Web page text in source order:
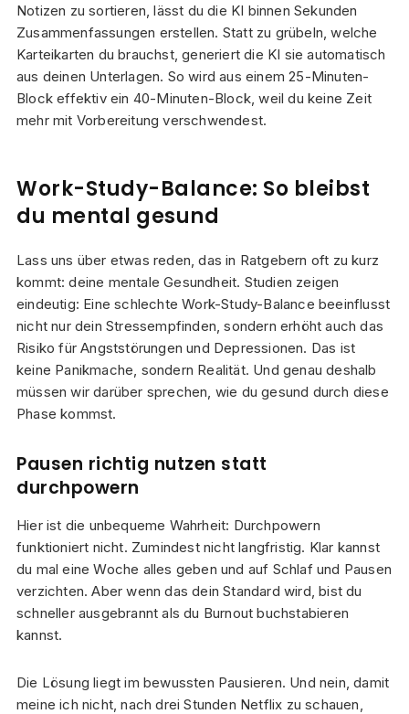
Notizen zu sortieren, lässt du die KI binnen Sekunden
Zusammenfassungen erstellen. Statt zu grübeln, welche
Karteikarten du brauchst, generiert die KI sie automatisch
aus deinen Unterlagen. So wird aus einem 25-Minuten-
Block effektiv ein 40-Minuten-Block, weil du keine Zeit
mehr mit Vorbereitung verschwendest.
Work-Study-Balance: So bleibst
du mental gesund
Lass uns über etwas reden, das in Ratgebern oft zu kurz
kommt: deine mentale Gesundheit. Studien zeigen
eindeutig: Eine schlechte Work-Study-Balance beeinflusst
nicht nur dein Stressempfinden, sondern erhöht auch das
Risiko für Angststörungen und Depressionen. Das ist
keine Panikmache, sondern Realität. Und genau deshalb
müssen wir darüber sprechen, wie du gesund durch diese
Phase kommst.
Pausen richtig nutzen statt
durchpowern
Hier ist die unbequeme Wahrheit: Durchpowern
funktioniert nicht. Zumindest nicht langfristig. Klar kannst
du mal eine Woche alles geben und auf Schlaf und Pausen
verzichten. Aber wenn das dein Standard wird, bist du
schneller ausgebrannt als du Burnout buchstabieren
kannst.
Die Lösung liegt im bewussten Pausieren. Und nein, damit
meine ich nicht, nach drei Stunden Netflix zu schauen,